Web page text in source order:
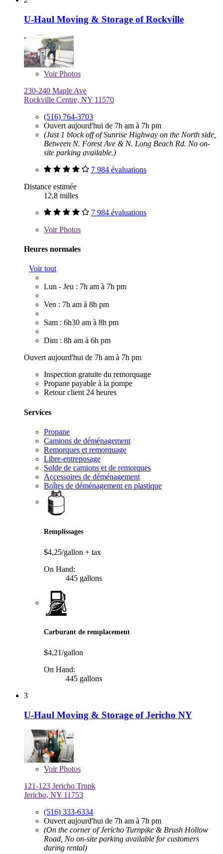
U-Haul Moving & Storage of Rockville
VoirPhotos
230-240 Maple Ave
Rockville Centre, NY 11570
(516) 764-3703
Ouvert aujourd'hui de 7h am à 7h pm
(Just 1 block off of Sunrise Highway on the North side,
Between N. Forest Ave & N. Long Beach Rd. No on-
site parking available.)
7 984 évaluations
Distance estimée
12,8 milles
7 984 évaluations
VoirPhotos
Heures normales
Voir tout
Lun - Jeu : 7h am à 7h pm
Ven : 7h am à 8h pm
Sam : 6h30 am à 8h pm
Dim : 8h am à 6h pm
Ouvert aujourd'hui de 7h am à 7h pm
Inspection gratuite du remorquage
Propane payable à la pompe
Retour client 24 heures
Services
Propane
Camions de déménagement
Remorques et remorquage
Libre-entreposage
Solde de camions et de remorques
Accessoires de déménagement
Boîtes de déménagement en plastique
Remplissages
$4,25/gallon + tax
On Hand:
445 gallons
Carburant de remplacement
$4,21/gallon
On Hand:
445 gallons
3
U-Haul Moving & Storage of Jericho NY
VoirPhotos
121-123 Jericho Trnpk
Jericho, NY 11753
(516) 333-6334
Ouvert aujourd'hui de 7h am à 7h pm
(On the corner of Jericho Turnpike & Brush Hollow
Road, No on-site parking available for customers
during rental)